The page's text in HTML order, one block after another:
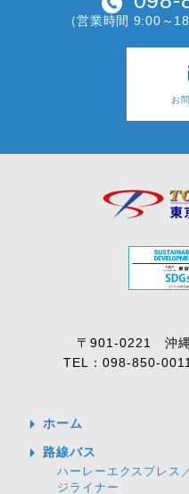
（営業時間 9:00～
お
〒901-0221 沖
TEL：098-850-
arrow_right ホーム
arrow_right 路線バス
ハーレーエクスプレス
ジライナー